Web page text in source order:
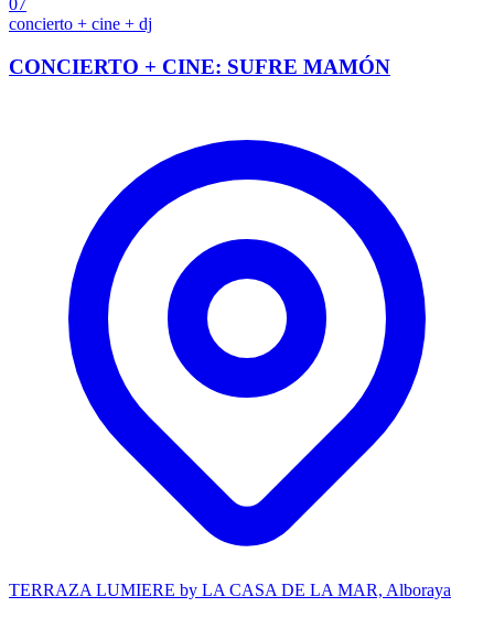
07
concierto + cine + dj
CONCIERTO + CINE: SUFRE MAMÓN
TERRAZA LUMIERE by LA CASA DE LA MAR, Alboraya